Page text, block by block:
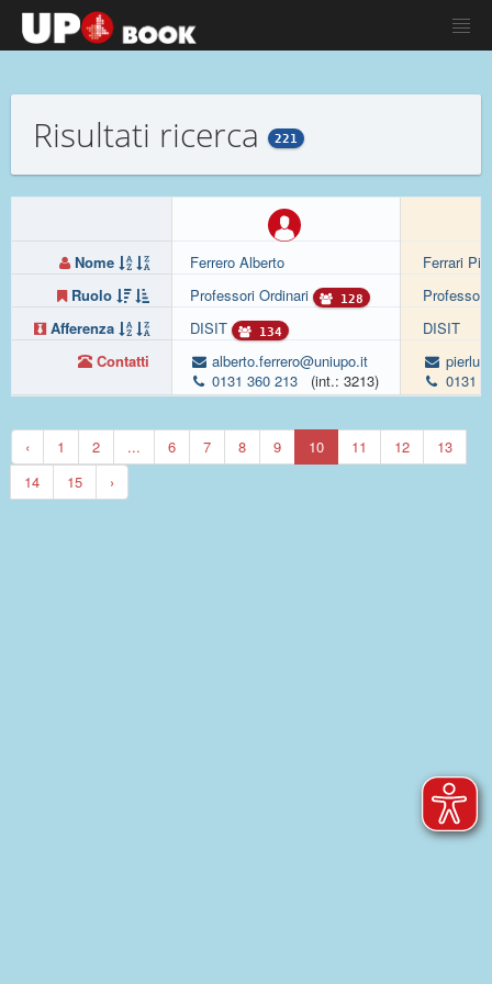
Risultati ricerca 221
Nome
Ruolo
Afferenza
Contatti
Ferrero Alberto
Professori Ordinari
128
DISIT 134
alberto.ferrero@uniupo.it
0131 360 213
(int.: 3213)
Ferrari
DISIT
0131
‹ 1 2 ... 6 7 8 9 10 11 12
13
14
15 ›